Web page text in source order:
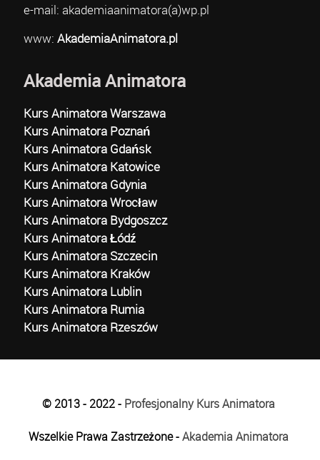
e-mail: akademiaanimatora(a)wp.pl
www: AkademiaAnimatora.pl
Akademia Animatora
Kurs Animatora Warszawa
Kurs Animatora Poznań
Kurs Animatora Gdańsk
Kurs Animatora Katowice
Kurs Animatora Gdynia
Kurs Animatora Wrocław
Kurs Animatora Bydgoszcz
Kurs Animatora Łódź
Kurs Animatora Szczecin
Kurs Animatora Kraków
Kurs Animatora Lublin
Kurs Animatora Rumia
Kurs Animatora Rzeszów
© 2013 - 2022 - Profesjonalny Kurs Animatora
Wszelkie Prawa Zastrzeżone -Akademia Animatora